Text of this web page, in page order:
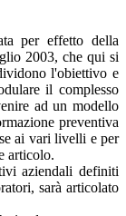
per effetto della
2003, che qui si
l'obiettivo e
il complesso
ad un modello
preventiva
ai vari livelli e per
articolo.
aziendali definiti
sarà articolato